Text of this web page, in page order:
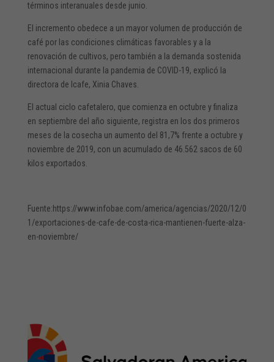
términos interanuales desde junio.
El incremento obedece a un mayor volumen de producción de
café por las condiciones climáticas favorables y a la
renovación de cultivos, pero también a la demanda sostenida
internacional durante la pandemia de COVID-19, explicó la
directora de Icafe, Xinia Chaves.
El actual ciclo cafetalero, que comienza en octubre y finaliza
en septiembre del año siguiente, registra en los dos primeros
meses de la cosecha un aumento del 81,7% frente a octubre y
noviembre de 2019, con un acumulado de 46.562 sacos de 60
kilos exportados.
Fuente:https://www.infobae.com/america/agencias/2020/12/0
1/exportaciones-de-cafe-de-costa-rica-mantienen-fuerte-alza-
en-noviembre/